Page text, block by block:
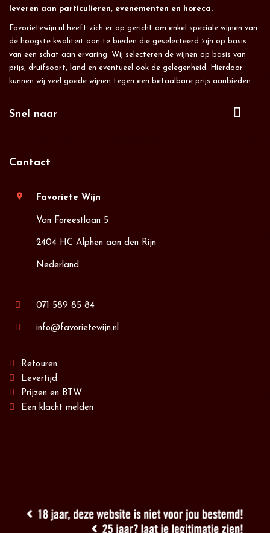
leveren aan particulieren, evenementen en horeca.
Favorietewijn.nl heeft zich er op gericht om enkel speciale wijnen van
de hoogste kwaliteit aan te bieden die geselecteerd zijn op basis
van een schat aan ervaring. Wij selecteren de wijnen op basis van
prijs, druifsoort, land en eventueel ook de gelegenheid. Hierdoor
kunnen wij veel goede wijnen tegen een betaalbare prijs aanbieden.
Snel naar
Contact
location_on Favoriete Wijn
Van Foreestlaan 5
2404 HC Alphen aan den Rijn
Nederland
071 589 85 84
info@favorietewijn.nl
Retouren
Levertijd
Prijzen en BTW
Een klacht melden